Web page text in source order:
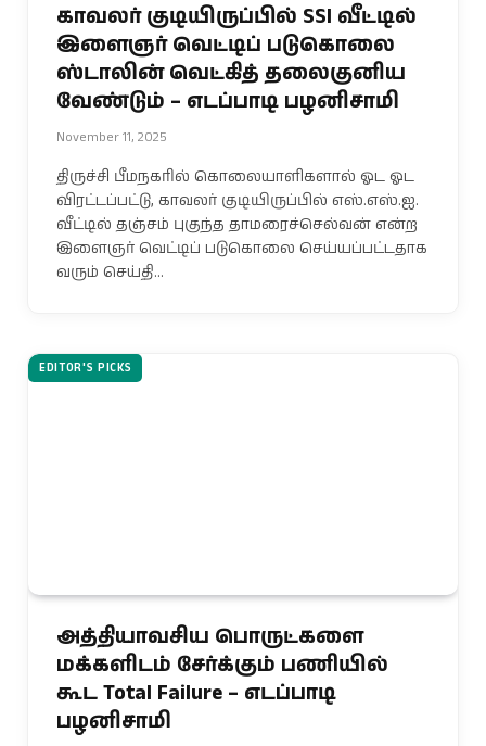
காவலர் குடியிருப்பில் SSI வீட்டில்
இளைஞர் வெட்டிப் படுகொலை
ஸ்டாலின் வெட்கித் தலைகுனிய
வேண்டும் – எடப்பாடி பழனிசாமி
November 11, 2025
திருச்சி பீமநகரில் கொலையாளிகளால் ஓட ஓட
விரட்டப்பட்டு, காவலர் குடியிருப்பில் எஸ்.எஸ்.ஐ.
வீட்டில் தஞ்சம் புகுந்த தாமரைச்செல்வன் என்ற
இளைஞர் வெட்டிப் படுகொலை செய்யப்பட்டதாக
வரும் செய்தி…
EDITOR'S PICKS
அத்தியாவசிய பொருட்களை
மக்களிடம் சேர்க்கும் பணியில்
கூட Total Failure – எடப்பாடி
பழனிசாமி